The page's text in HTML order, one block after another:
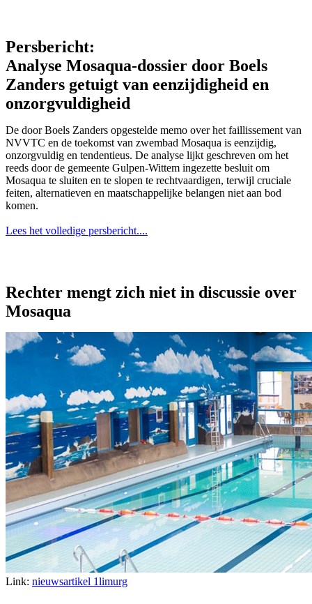
Persbericht:
Analyse Mosaqua-dossier door Boels
Zanders getuigt van eenzijdigheid en
onzorgvuldigheid
De door Boels Zanders opgestelde memo over het faillissement van
NVVTC en de toekomst van zwembad Mosaqua is eenzijdig,
onzorgvuldig en tendentieus. De analyse lijkt geschreven om het
reeds door de gemeente Gulpen-Wittem ingezette besluit om
Mosaqua te sluiten en te slopen te rechtvaardigen, terwijl cruciale
feiten, alternatieven en maatschappelijke belangen niet aan bod
komen.
Lees het volledige persbericht....
Rechter mengt zich niet in discussie over
Mosaqua
Link: nieuwsartikel 1limurg